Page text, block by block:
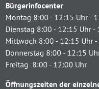
Bürgerinfocenter
Montag 8:00 - 12:15 Uhr -
Dienstag 8:00 - 12:15 Uhr -
Mittwoch 8:00 - 12:15 Uhr
Donnerstag 8:00 - 12:15
Freitag 8:00 - 12:00 Uhr
Öffnungszeiten der